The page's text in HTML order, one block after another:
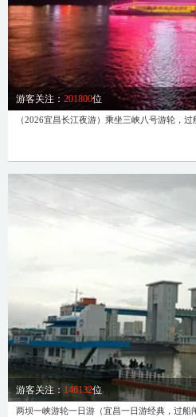
游客关注： 201800位
（2026宜昌长江夜游）乘坐三峡八号游轮，
游客关注： 146132位
两坝一峡游轮一日游（宜昌一日游经典，过船